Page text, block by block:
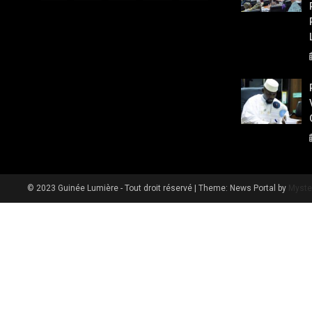
© 2023 Guinée Lumière - Tout droit réservé |Theme: News Portal by